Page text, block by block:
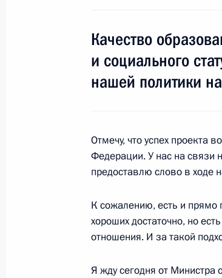
Заседание Российского
17 марта 2015 года, 15:15
27 мая 2014 года, 18:20
Перечень поручений по
Правительства России
4 марта 2014 года, 17:30
Качество
и социального
нашей политики
Отмечу, что успех проекта
Федерации. У нас на связи
предоставлю слово в ходе
К сожалению, есть и
хороших достаточно, но
отношения. И за такой
Я жду сегодня от Министра